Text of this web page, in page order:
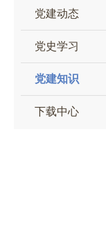
党建动态
党史学习
党建知识
下载中心